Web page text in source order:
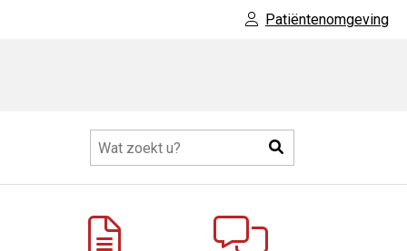
Patiëntenomgeving
Zoeken